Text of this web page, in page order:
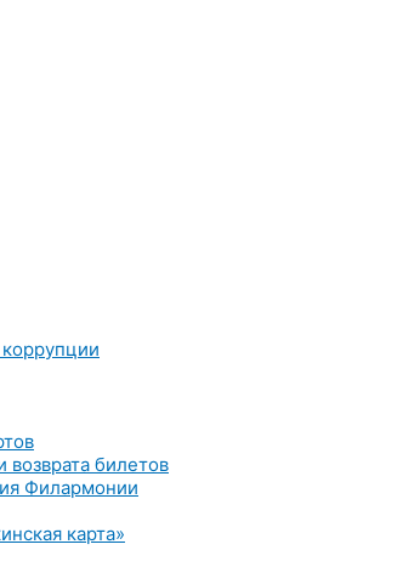
возврата билетов
Филармонии
карта»